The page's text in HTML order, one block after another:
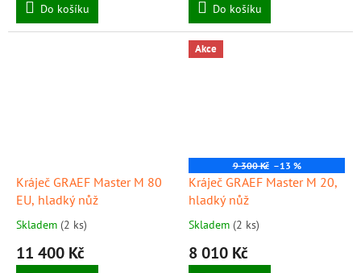
Do košíku Do košíku
Kráječ GRAEF Master M 80
EU, hladký nůž
Skladem (2 ks)
11 400 Kč
Akce
9 300 Kč –13 %
Kráječ GRAEF Master M 20,
hladký nůž
Skladem (2 ks)
8 010 Kč